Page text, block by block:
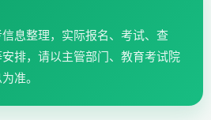
息整理，实际报名、考试、查
排，请以主管部门、教育考试院
准。